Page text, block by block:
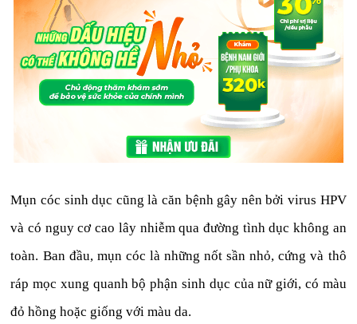
Mụn cóc sinh dục cũng là căn bệnh gây nên bởi virus HPV
và có nguy cơ cao lây nhiễm qua đường tình dục không an
toàn. Ban đầu, mụn cóc là những nốt sần nhỏ, cứng và thô
ráp mọc xung quanh bộ phận sinh dục của nữ giới, có màu
đỏ hồng hoặc giống với màu da.